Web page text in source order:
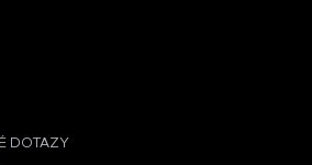
DOTAZY